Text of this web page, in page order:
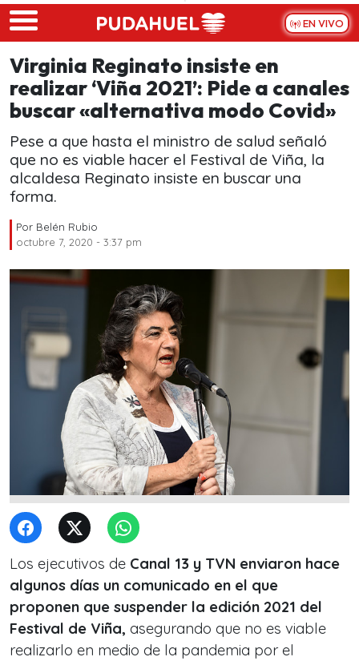
Skip to main content
EN VIVO
Virginia Reginato insiste en
realizar ‘Viña 2021’: Pide a canales
buscar «alternativa modo Covid»
Pese a que hasta el ministro de salud señaló
que no es viable hacer el Festival de Viña, la
alcaldesa Reginato insiste en buscar una
forma.
Por Belén Rubio
octubre 7, 2020 - 3:37 pm
Los ejecutivos de Canal 13 y TVN enviaron hace
algunos días un comunicado en el que
proponen que suspender la edición 2021 del
Festival de Viña, asegurando que no es viable
realizarlo en medio de la pandemia por el